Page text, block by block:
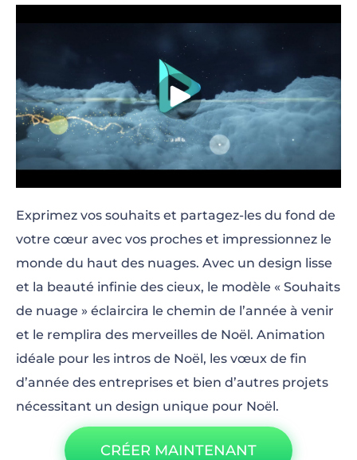
Exprimez vos souhaits et partagez-les du fond de
votre cœur avec vos proches et impressionnez le
monde du haut des nuages. Avec un design lisse
et la beauté infinie des cieux, le modèle « Souhaits
de nuage » éclaircira le chemin de l’année à venir
et le remplira des merveilles de Noël. Animation
idéale pour les intros de Noël, les vœux de fin
d’année des entreprises et bien d’autres projets
nécessitant un design unique pour Noël.
CRÉER MAINTENANT